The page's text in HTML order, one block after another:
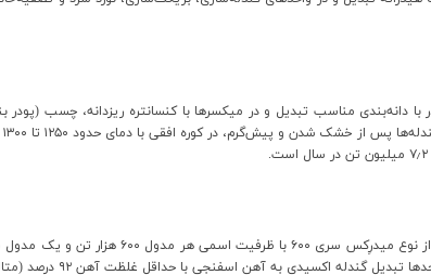
٫۲ میلیون تن در سال است.